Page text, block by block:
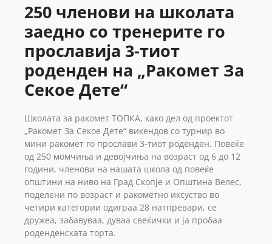
250 членови на школaта
заедно со тренерите го
прославија 3-тиот
роденден на „Ракомет За
Секое Дете“
Школата за ракомет ТОПКА, како дел од проектот
„Ракомет За Секое Дете“ викендов со турнир во
мини ракомет го прослави 3-тиот роденден. Повеќе
од 250 момчиња и девојчиња на возраст од 6 до 12
години, членови на нашата школа од повеќе
општини на ниво на Град Скопје и Општина Велес,
поделени по возраст и ракометно иксуство во
четири категории одиграа 28 натпревари, се
дружеа, забавуваа, дуваа свеќички и ја пробаа
роденденската торта.